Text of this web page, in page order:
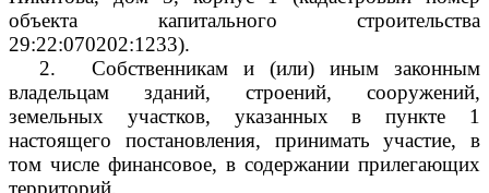
объекта капитального строительства
29:22:070202:1233).
2.
Собственникам и (или) иным законным
владельцам зданий, строений, сооружений,
земельных участков, указанных в пункте 1
настоящего постановления, принимать участие, в
том числе финансовое, в содержании прилегающих
территорий.